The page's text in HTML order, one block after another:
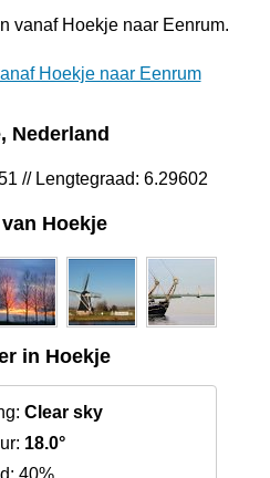
vanaf Hoekje naar Eenrum.
Hoekje naar Eenrum
Nederland
// Lengtegraad: 6.29602
Hoekje
in Hoekje
Clear sky
18.0°